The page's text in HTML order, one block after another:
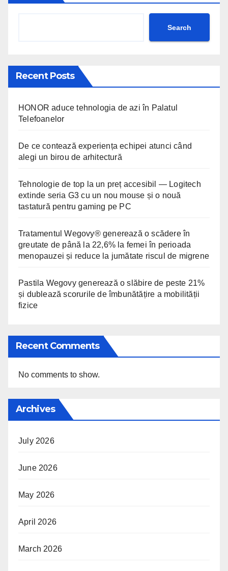
Search
Recent Posts
HONOR aduce tehnologia de azi în Palatul
Telefoanelor
De ce contează experiența echipei atunci când
alegi un birou de arhitectură
Tehnologie de top la un preț accesibil — Logitech
extinde seria G3 cu un nou mouse și o nouă
tastatură pentru gaming pe PC
Tratamentul Wegovy® generează o scădere în
greutate de până la 22,6% la femei în perioada
menopauzei și reduce la jumătate riscul de migrene
Pastila Wegovy generează o slăbire de peste 21%
și dublează scorurile de îmbunătățire a mobilității
fizice
Recent Comments
No comments to show.
Archives
July 2026
June 2026
May 2026
April 2026
March 2026